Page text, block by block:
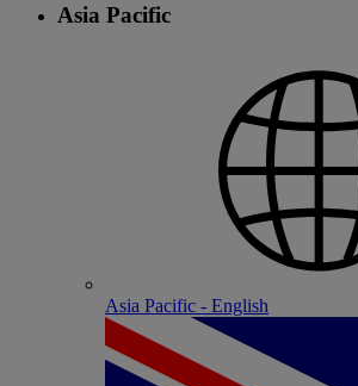
Asia Pacific
Asia Pacific - English